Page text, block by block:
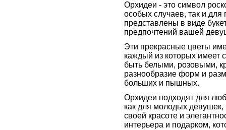
Орхидеи - это символ
особых случаев, так и
представлены в виде
предпочтений вашей
Эти прекрасные цветы
каждый из которых имеет
быть белыми, розовыми,
разнообразие форм и
больших и пышных.
Орхидеи подходят для
как для молодых девушек,
своей красоте и
интерьера и подарком,